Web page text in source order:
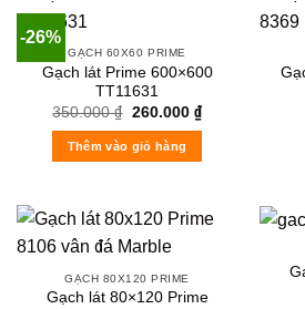
-26%
GẠCH 60X60 PRIME
Gạch lát Prime 600×600
TT11631
350.000₫ Original
was:
350.000 ₫.
260.000 ₫Current
price
Thêm vào giỏ hàng
GẠCH 80X120 PRIME
Gạch lát 80×120 Prime